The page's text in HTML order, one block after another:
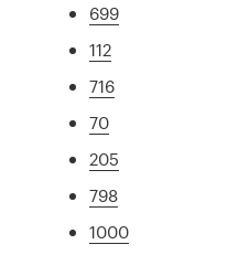
699
112
716
70
205
798
1000